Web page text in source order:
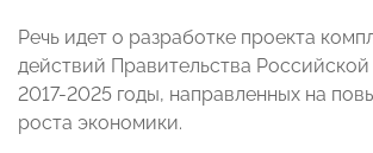
Речь идет о разработке проекта
действий Правительства
2017-2025 годы, направленных на
роста экономики.